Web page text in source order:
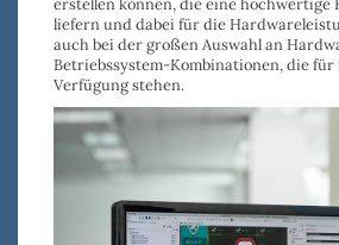
liefern und dabei für die
auch bei der großen Auswahl an
Betriebssystem-Kombinationen, die
Verfügung stehen.